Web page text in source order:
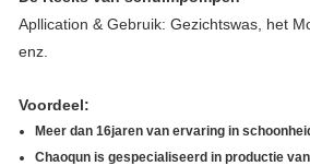
Apllication & Gebruik: Gezichtswas, het
enz.
Voordeel:
Meer dan 16jaren van ervaring in
Chaoqun is gespecialiseerd in productie van